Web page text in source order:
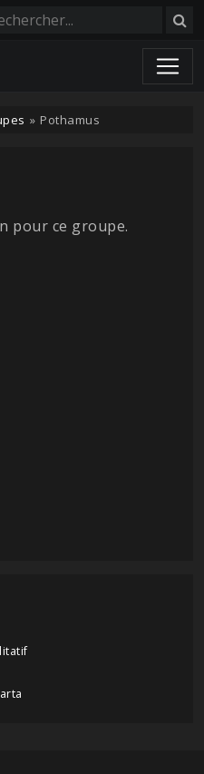
» Pothamus
pour ce groupe.